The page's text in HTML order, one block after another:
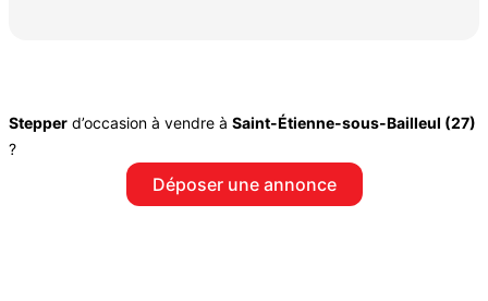
Stepper d’occasion à vendre à Saint-Étienne-sous-Bailleul (27)
?
Déposer une annonce